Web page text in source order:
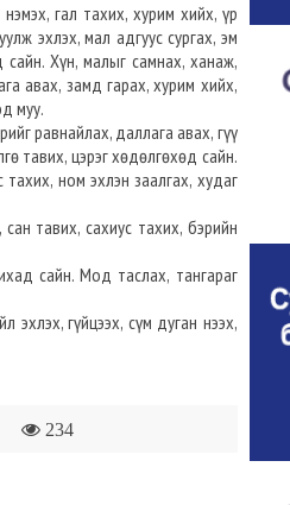
гал тахих, хурим хийх, үр
эхлэх, мал адгуус сургах, эм
Хүн, малыг самнах, ханаж,
авах, замд гарах, хурим хийх,
муу.
равнайлах, даллага авах, гүү
тавих, цэрэг хөдөлгөхөд сайн.
ном эхлэн заалгах, худаг
тавих, сахиус тахих, бэрийн
сайн. Мод таслах, тангараг
гүйцээх, сүм дуган нээх,
234